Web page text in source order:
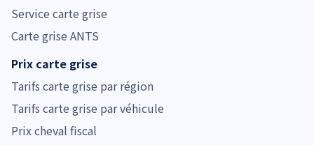
Service carte grise
Carte grise ANTS
Prix carte grise
Tarifs carte grise par région
Tarifs carte grise par véhicule
Prix cheval fiscal